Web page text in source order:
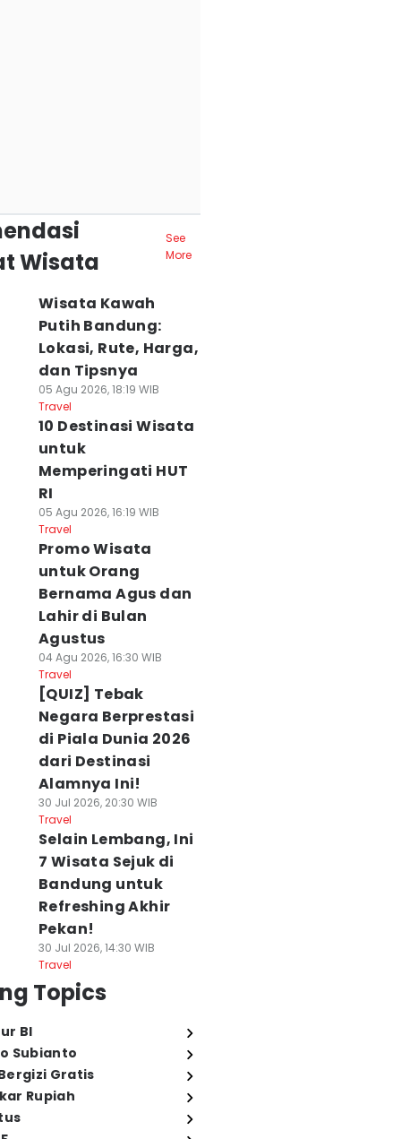
Wisata
See
More
Wisata Kawah
Putih Bandung:
Lokasi, Rute, Harga,
dan Tipsnya
05 Agu 2026, 18:19 WIB
Travel
10 Destinasi Wisata
untuk
Memperingati HUT
RI
05 Agu 2026, 16:19 WIB
Travel
Promo Wisata
untuk Orang
Bernama Agus dan
Lahir di Bulan
Agustus
04 Agu 2026, 16:30 WIB
Travel
[QUIZ] Tebak
Negara Berprestasi
di Piala Dunia 2026
dari Destinasi
Alamnya Ini!
30 Jul 2026, 20:30 WIB
Travel
Selain Lembang, Ini
7 Wisata Sejuk di
Bandung untuk
Refreshing Akhir
Pekan!
30 Jul 2026, 14:30 WIB
Travel
Topics
BI
Subianto
Gratis
Rupiah